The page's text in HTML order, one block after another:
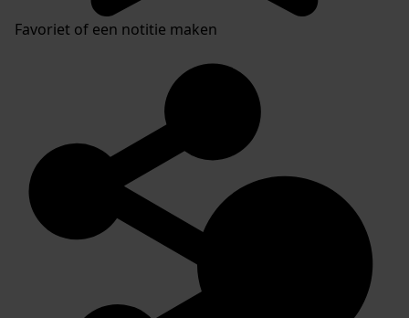
Favoriet of een notitie maken